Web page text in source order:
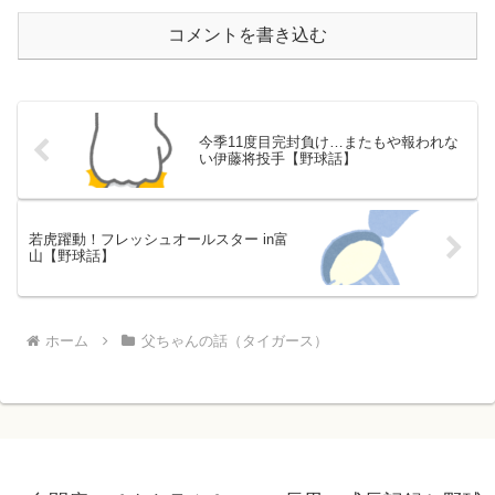
コメントを書き込む
今季11度目完封負け…またもや報われな
い伊藤将投手【野球話】
若虎躍動！フレッシュオールスター in富
山【野球話】
ホーム 父ちゃんの話（タイガース）